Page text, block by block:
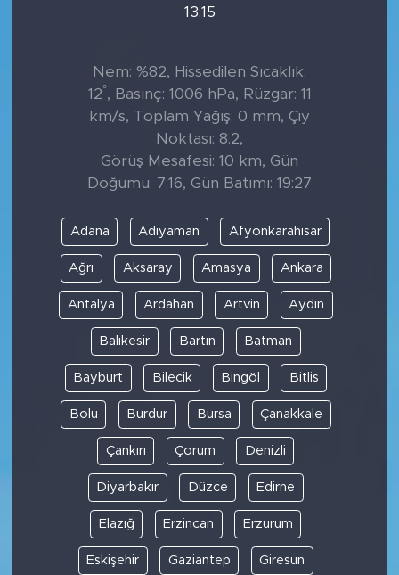
13:15
Nem: %82, Hissedilen Sıcaklık:
12°, Basınç: 1006 hPa, Rüzgar: 11
km/s, Toplam Yağış: 0 mm, Çiy
Noktası: 8.2,
Görüş Mesafesi: 10 km, Gün
Doğumu: 7:16, Gün Batımı: 19:27
Adana Adıyaman Afyonkarahisar
Ağrı Aksaray Amasya Ankara
Antalya Ardahan Artvin Aydın
Balıkesir Bartın Batman
Bayburt Bilecik Bingöl Bitlis
Bolu Burdur Bursa Çanakkale
Çankırı Çorum Denizli
Diyarbakır Düzce Edirne
Elazığ Erzincan Erzurum
Eskişehir Gaziantep Giresun